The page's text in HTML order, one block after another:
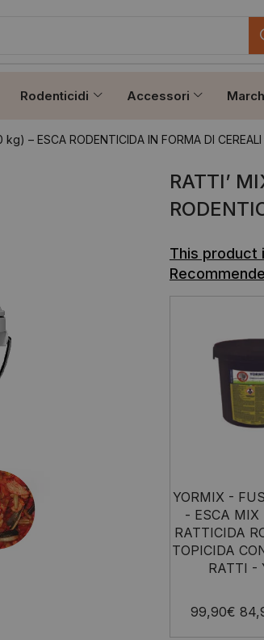
Rodenticidi Accessori
– ESCA RODENTICIDA IN FORMA DI
RATTI’
This product
YORMIX -
- ESCA MIX
RATTICIDA
TOPICIDA
RATTI -
99,90€